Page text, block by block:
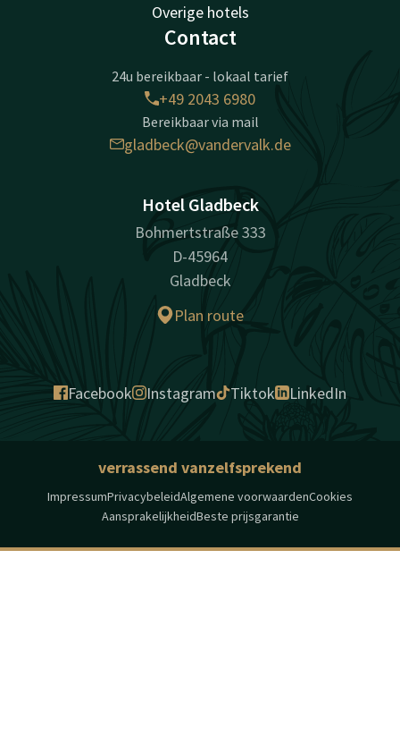
Overige hotels
Contact
24u bereikbaar - lokaal tarief
+49 2043 6980
Bereikbaar via mail
gladbeck@vandervalk.de
Hotel Gladbeck
Bohmertstraße 333
D-45964
Gladbeck
Plan route
Facebook Instagram Tiktok LinkedIn
verrassend vanzelfsprekend
ImpressumPrivacybeleidAlgemene voorwaardenCookies
AansprakelijkheidBeste prijsgarantie